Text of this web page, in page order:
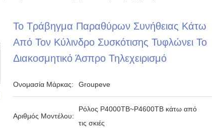
Το Τράβηγμα Παραθύρων Συνήθειας Κάτω
Από Τον Κύλινδρο Συσκότισης Τυφλώνει Το
Διακοσμητικό Άσπρο Τηλεχειρισμό
Ονομασία Μάρκας: Groupeve
Αριθμός Μοντέλου:
Ρόλος P4000TB~P4600TB κάτω από
τις σκιές